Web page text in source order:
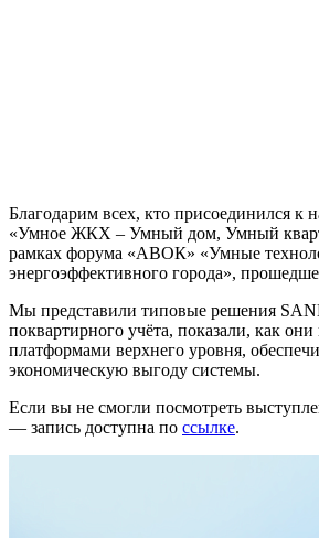
Благодарим всех, кто присоединился к
«Умное ЖКХ – Умный дом, Умный
рамках форума «АВОК» «Умные
энергоэффективного города»,
Мы представили типовые решения
поквартирного учёта, показали, как
платформами верхнего уровня,
экономическую выгоду системы.
Если вы не смогли посмотреть
— запись доступна по ссылке.